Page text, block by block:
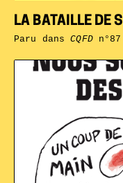
LA BATAILLE DE
Paru dansCQFDn°87